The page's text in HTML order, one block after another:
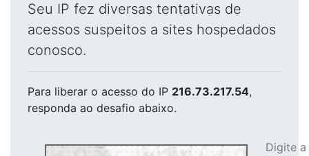
Seu IP fez diversas tentativas de
acessos suspeitos a sites hospedados
conosco.
Para liberar o acesso do IP 216.73.217.54,
responda ao desafio abaixo.
Digite